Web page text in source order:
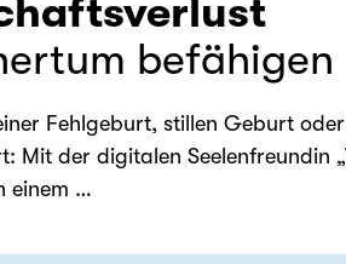
befähigen
Fehlgeburt, stillen Geburt
Mit der digitalen Seelenfreundin
einem …